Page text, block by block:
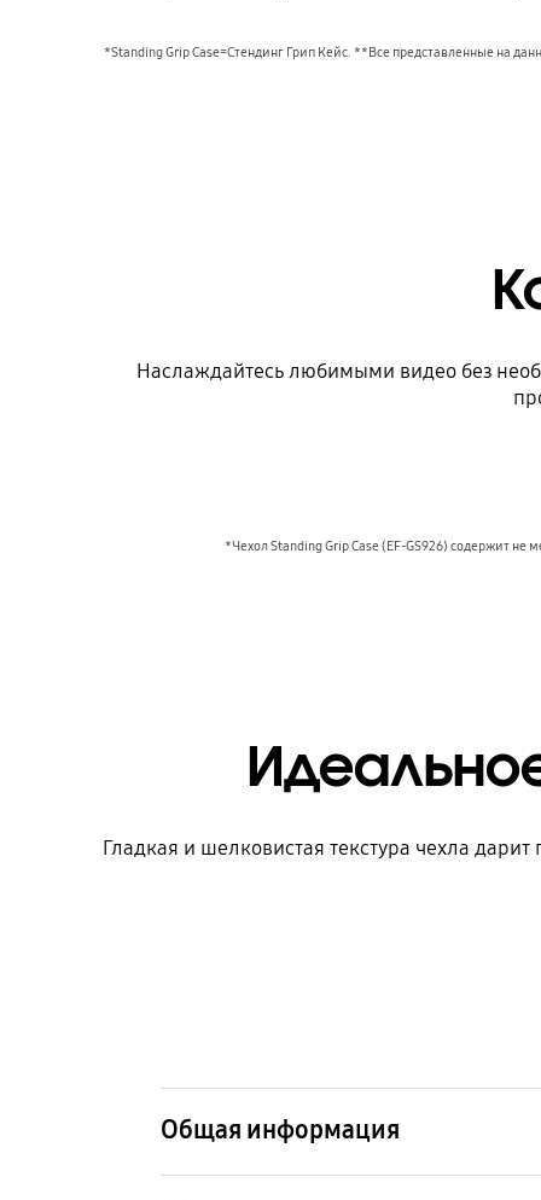
*Standing Grip Case=Стендинг Грип Кейс. **Все представленные на
Наслаждайтесь любимыми видео без
*Чехол Standing Grip Case (EF-GS926) содержит не
Гладкая и шелковистая текстура чехла
Общая информация